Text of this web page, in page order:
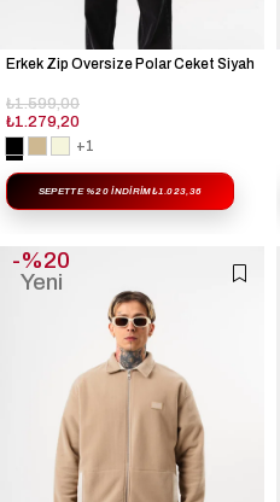
Erkek Zip Oversize Polar Ceket Siyah
₺1.279,20
₺1.599,00
+1
SEPETTE %20 İNDIRIM₺1.023,36
%20
Yeni